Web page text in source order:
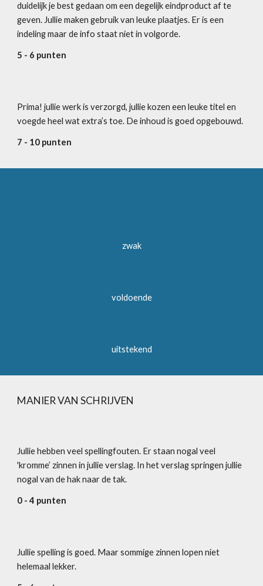
duidelijk je best gedaan om een degelijk eindproduct af te
geven. Jullie maken gebruik van leuke plaatjes. Er is een
indeling maar de info staat niet in volgorde.
5 - 6 punten
Prima! jullie werk is verzorgd, jullie kozen een leuke titel en
voegde heel wat extra’s toe. De inhoud is goed opgebouwd.
7 - 10 punten
zwak
voldoende
uitstekend
MANIER VAN SCHRIJVEN
Jullie hebben veel spellingfouten. Er staan nogal veel
'kromme’ zinnen in jullie verslag. In het verslag springen jullie
nogal van de hak naar de tak.
0 - 4 punten
Jullie spelling is goed. Maar sommige zinnen lopen niet
helemaal lekker.